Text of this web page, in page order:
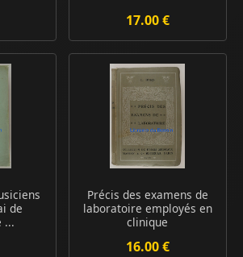
17.00 €
de
...
Précis des examens de
laboratoire employés en
clinique
16.00 €